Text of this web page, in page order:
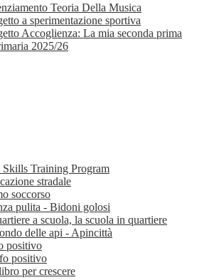
Teoria Della Musica
a sperimentazione sportiva
Accoglienza: La mia seconda prima
2025/26
Training Program
stradale
soccorso
pulita - Bidoni golosi
a scuola, la scuola in quartiere
delle api - Apincittà
positivo
positivo
per crescere